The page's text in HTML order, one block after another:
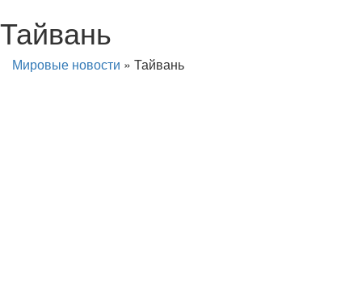
Тайвань
Мировые новости » Тайвань